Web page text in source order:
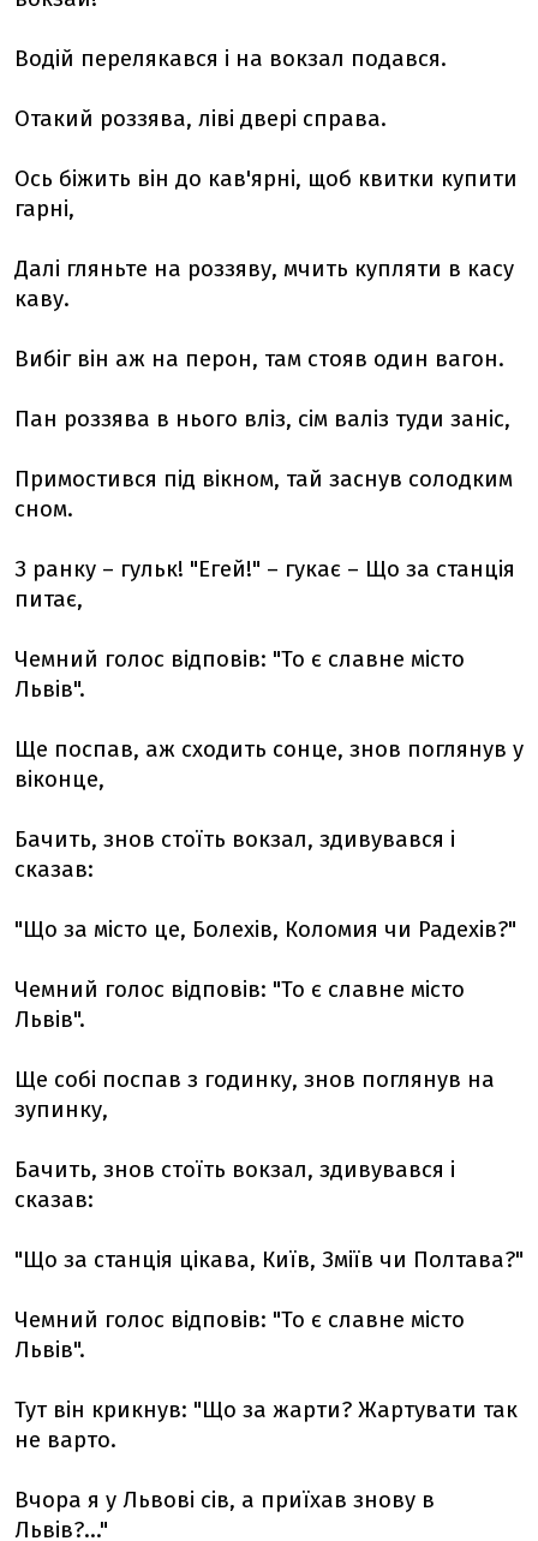
Водій перелякався і на вокзал подався.
Отакий роззява, ліві двері справа.
Ось біжить він до кав'ярні, щоб квитки купити
гарні,
Далі гляньте на роззяву, мчить купляти в касу
каву.
Вибіг він аж на перон, там стояв один вагон.
Пан роззява в нього вліз, сім валіз туди заніс,
Примостився під вікном, тай заснув солодким
сном.
З ранку – гульк! "Егей!" – гукає – Що за станція
питає,
Чемний голос відповів: "То є славне місто
Львів".
Ще поспав, аж сходить сонце, знов поглянув у
віконце,
Бачить, знов стоїть вокзал, здивувався і
сказав:
"Що за місто це, Болехів, Коломия чи Радехів?"
Чемний голос відповів: "То є славне місто
Львів".
Ще собі поспав з годинку, знов поглянув на
зупинку,
Бачить, знов стоїть вокзал, здивувався і
сказав:
"Що за станція цікава, Київ, Зміїв чи Полтава?"
Чемний голос відповів: "То є славне місто
Львів".
Тут він крикнув: "Що за жарти? Жартувати так
не варто.
Вчора я у Львові сів, а приїхав знову в
Львів?..."